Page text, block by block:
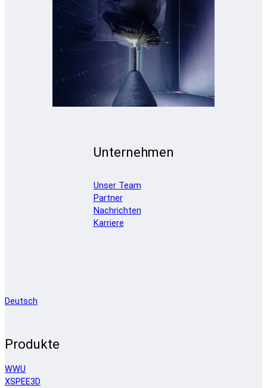
Unternehmen
Unser Team
Partner
Nachrichten
Karriere
Deutsch
Produkte
WWU
XSPEE3D